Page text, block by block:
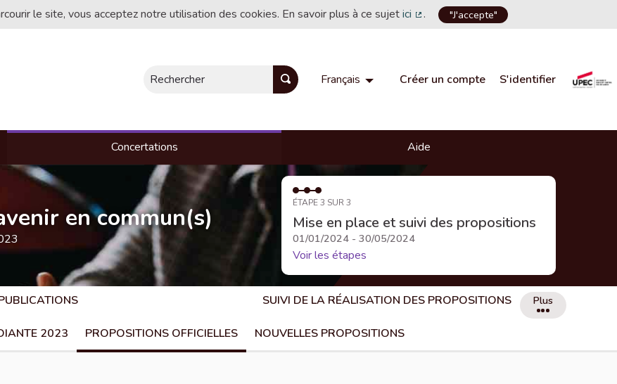
le site, vous acceptez notre utilisation des cookies. En savoir plus à ce sujetici
(Lien externe)
. "J'accepte"
Rechercher Français Choisir la langueChoose language
Créer un compte S'identifier
Concertations Aide
en commun(s) ÉTAPE 3 SUR 3
Mise en place et suivi des propositions
01/01/2024 - 30/05/2024
Voir les étapes
SUIVI DE LA RÉALISATION DES PROPOSITIONS
2023 PROPOSITIONS OFFICIELLES NOUVELLES PROPOSITIONS